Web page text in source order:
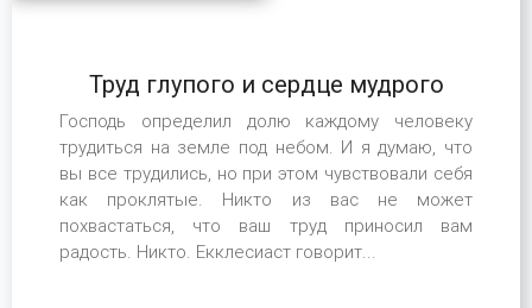
Труд глупого и сердце мудрого
Господь определил долю каждому человеку
трудиться на земле под небом. И я думаю, что
вы все трудились, но при этом чувствовали себя
как проклятые. Никто из вас не может
похвастаться, что ваш труд приносил вам
радость. Никто. Екклесиаст говорит...